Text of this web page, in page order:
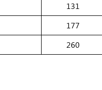
131
177
260